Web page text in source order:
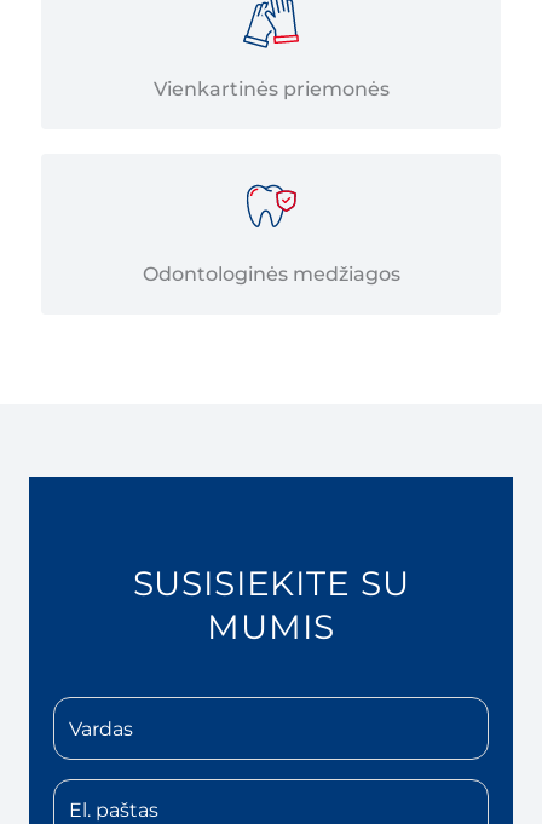
Vienkartinės priemonės
Odontologinės medžiagos
SUSISIEKITE SU
MUMIS